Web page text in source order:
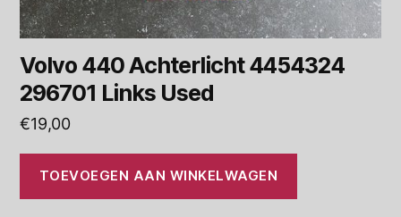
Volvo 440 Achterlicht 4454324
296701 Links Used
€19,00
TOEVOEGEN AAN WINKELWAGEN